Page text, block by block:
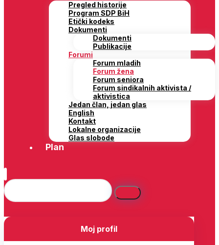
Pregled historije
Program SDP BiH
Etički kodeks
Dokumenti
Dokumenti
Publikacije
Forumi
Forum mladih
Forum žena
Forum seniora
Forum sindikalnih aktivista /
aktivistica
Jedan član, jedan glas
English
Kontakt
Lokalne organizacije
Glas slobode
Plan
Moj profil